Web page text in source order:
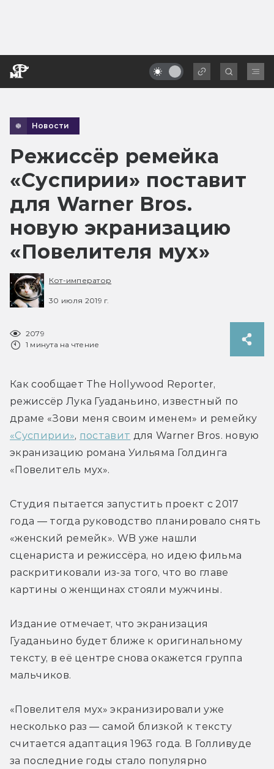
Новости
Режиссёр ремейка
«Суспирии» поставит
для Warner Bros.
новую экранизацию
«Повелителя мух»
Кот-император
30 июля 2019 г.
2079
1 минута на чтение
Как сообщает The Hollywood Reporter,
режиссёр Лука Гуаданьино, известный по
«Суспирии», поставит для Warner Bros. новую
экранизацию романа Уильяма Голдинга
«Повелитель мух».
Студия пытается запустить проект с 2017
года — тогда руководство планировало снять
«женский ремейк». WB уже нашли
сценариста и режиссёра, но идею фильма
раскритиковали из-за того, что во главе
картины о женщинах стояли мужчины.
Издание отмечает, что экранизация
Гуаданьино будет ближе к оригинальному
тексту, в её центре снова окажется группа
мальчиков.
«Повелителя мух» экранизировали уже
несколько раз — самой близкой к тексту
считается адаптация 1963 года. В Голливуде
за последние годы стало популярно